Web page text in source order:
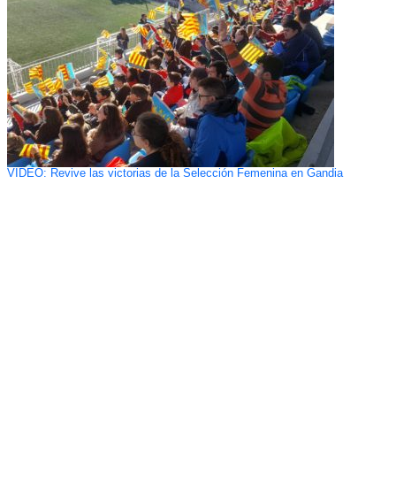
VIDEO: Revive las victorias de la Selección Femenina en Gandia